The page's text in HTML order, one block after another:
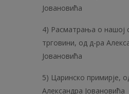
Јовановића
4) Расматрања о нашој
трговини, од д-ра
Јовановића
5) Царинско примирје,
Александра Јовановића